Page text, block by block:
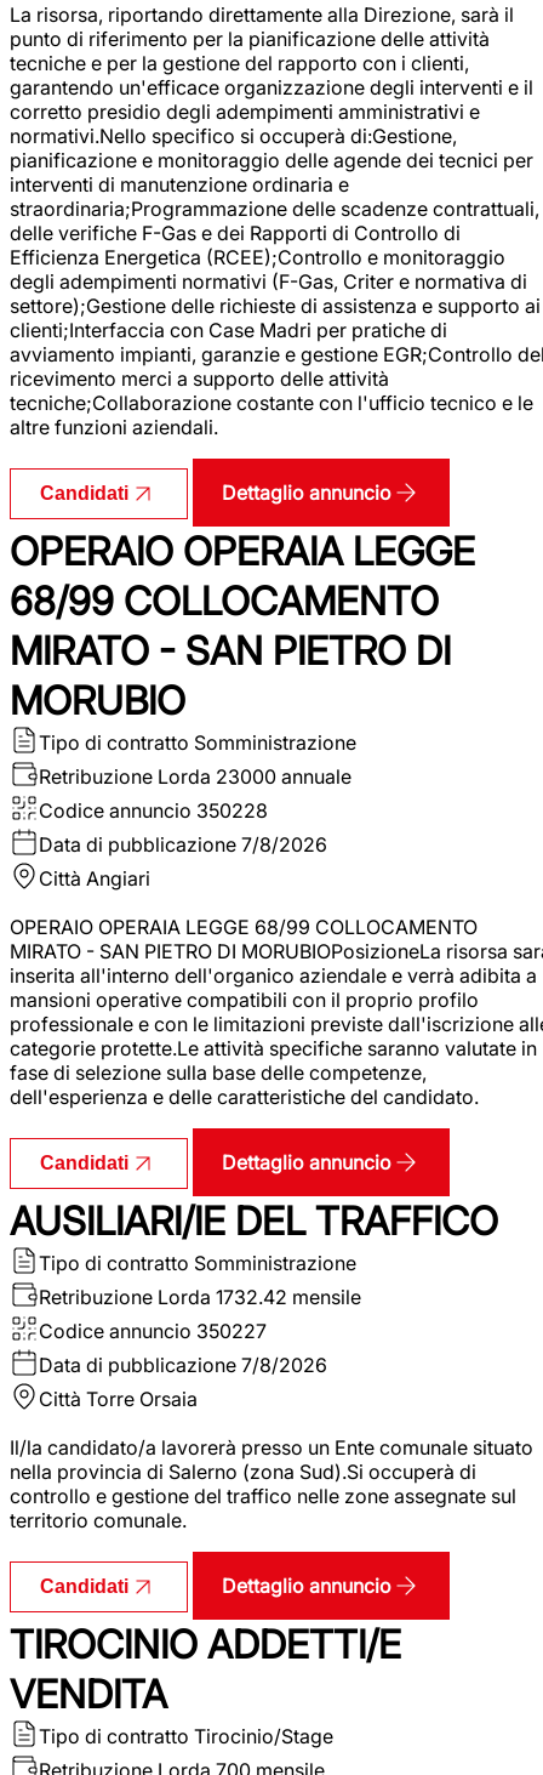
La risorsa, riportando direttamente alla Direzione, sarà il
punto di riferimento per la pianificazione delle attività
tecniche e per la gestione del rapporto con i clienti,
garantendo un'efficace organizzazione degli interventi e il
corretto presidio degli adempimenti amministrativi e
normativi.Nello specifico si occuperà di:Gestione,
pianificazione e monitoraggio delle agende dei tecnici per
interventi di manutenzione ordinaria e
straordinaria;Programmazione delle scadenze contrattuali,
delle verifiche F-Gas e dei Rapporti di Controllo di
Efficienza Energetica (RCEE);Controllo e monitoraggio
degli adempimenti normativi (F-Gas, Criter e normativa di
settore);Gestione delle richieste di assistenza e supporto ai
clienti;Interfaccia con Case Madri per pratiche di
avviamento impianti, garanzie e gestione EGR;Controllo
ricevimento merci a supporto delle attività
tecniche;Collaborazione costante con l'ufficio tecnico e le
altre funzioni aziendali.
Candidati Dettaglio annuncio
OPERAIO OPERAIA LEGGE
68/99 COLLOCAMENTO
MIRATO - SAN PIETRO DI
MORUBIO
Tipo di contratto Somministrazione
Retribuzione Lorda 23000 annuale
Codice annuncio 350228
Data di pubblicazione 7/8/2026
Città Angiari
OPERAIO OPERAIA LEGGE 68/99 COLLOCAMENTO
MIRATO - SAN PIETRO DI MORUBIOPosizioneLa risorsa
inserita all'interno dell'organico aziendale e verrà adibita a
mansioni operative compatibili con il proprio profilo
professionale e con le limitazioni previste dall'iscrizione
categorie protette.Le attività specifiche saranno valutate in
fase di selezione sulla base delle competenze,
dell'esperienza e delle caratteristiche del candidato.
Candidati Dettaglio annuncio
AUSILIARI/IE DEL TRAFFICO
Tipo di contratto Somministrazione
Retribuzione Lorda 1732.42 mensile
Codice annuncio 350227
Data di pubblicazione 7/8/2026
Città Torre Orsaia
Il/la candidato/a lavorerà presso un Ente comunale situato
nella provincia di Salerno (zona Sud).Si occuperà di
controllo e gestione del traffico nelle zone assegnate sul
territorio comunale.
Candidati Dettaglio annuncio
TIROCINIO ADDETTI/E
VENDITA
Tipo di contratto Tirocinio/Stage
Retribuzione Lorda 700 mensile